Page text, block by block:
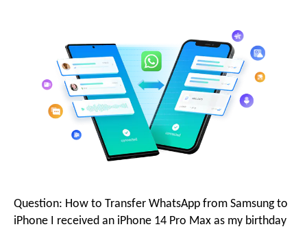
r
Question: How to Transfer WhatsApp from Samsung to
iPhone I received an iPhone 14 Pro Max as my birthday